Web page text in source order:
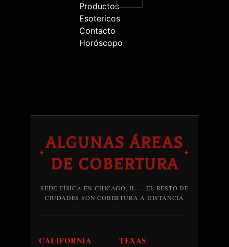
Productos
Esotericos
Contacto
Horóscopo
✦
ALGUNAS ÁREAS
DE COBERTURA
✦
SEDE FÍSICA EN CHICAGO, IL — EL RESTO DE
CIUDADES SON COBERTURA A DISTANCIA
CALIFORNIA TEXAS